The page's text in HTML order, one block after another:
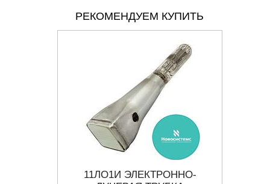
РЕКОМЕНДУЕМ КУПИТЬ
11ЛО1И ЭЛЕКТРОННО-